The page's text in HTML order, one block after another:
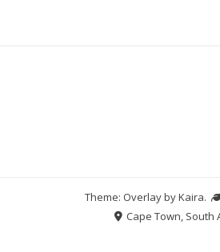
Theme: Overlay byKaira.
Cape Town, South